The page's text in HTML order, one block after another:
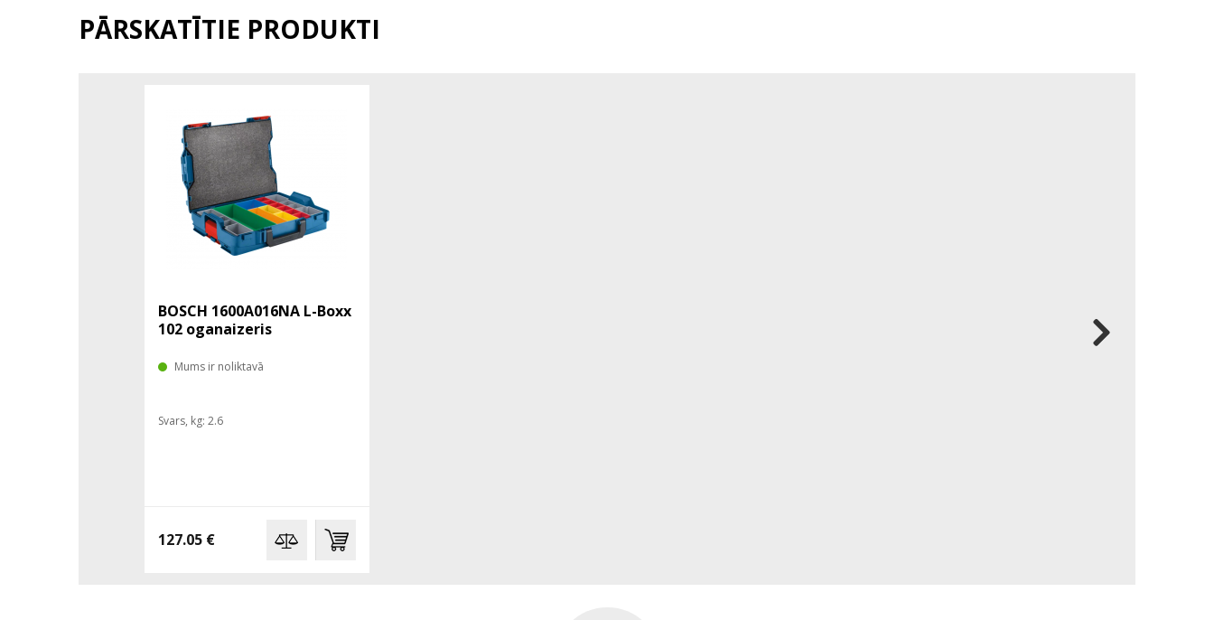
PĀRSKATĪTIE PRODUKTI
BOSCH 1600A016NA L-Boxx
102 oganaizeris
Mums ir noliktavā
Svars, kg: 2.6
127.05 €